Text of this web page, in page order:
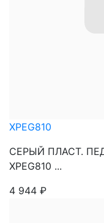
XPEG810
СЕРЫЙ ПЛАСТ.
XPEG810 ...
4 944 ₽